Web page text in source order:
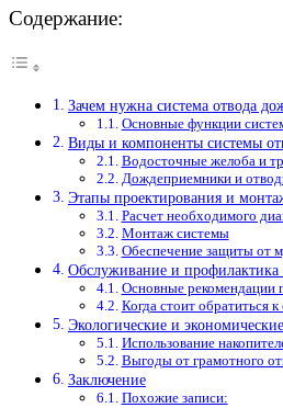
Содержание:
Зачем нужна система отвода
Основные функции
Виды и компоненты системы
Водосточные желоба и
Дождеприемники и
Этапы проектирования и
Расчет необходимого
Монтаж системы
Обеспечение защиты от
Обслуживание и профилактика
Основные рекомендации
Когда стоит обратиться
Экологические и
Использование
Выгоды от грамотного
Заключение
Похожие записи: